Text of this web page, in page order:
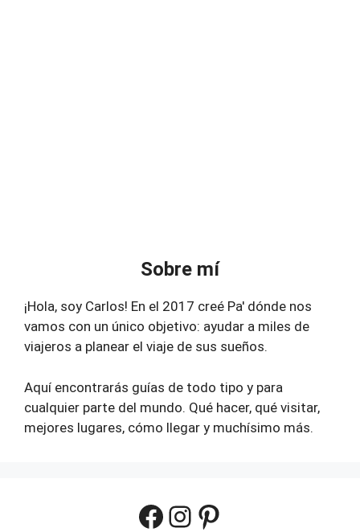
Sobre mí
¡Hola, soy Carlos! En el 2017 creé Pa' dónde nos
vamos con un único objetivo: ayudar a miles de
viajeros a planear el viaje de sus sueños.
Aquí encontrarás guías de todo tipo y para
cualquier parte del mundo. Qué hacer, qué visitar,
mejores lugares, cómo llegar y muchísimo más.
Facebook
Instagram
Pinterest